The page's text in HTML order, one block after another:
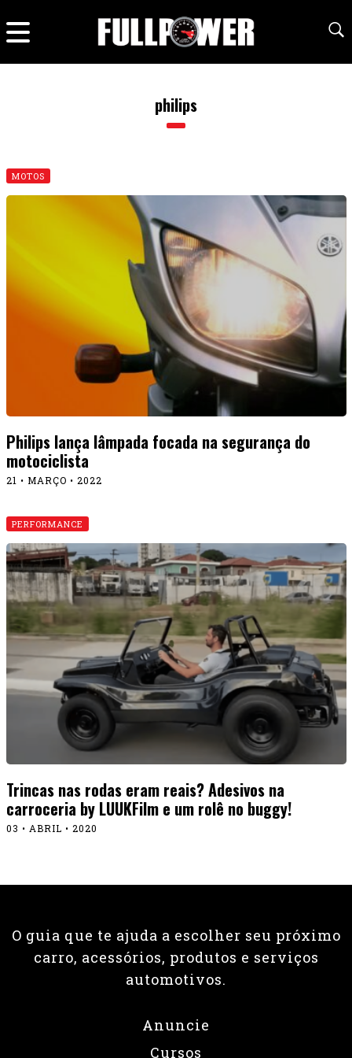
philips
MOTOS
Philips lança lâmpada focada na segurança do
motociclista
21 • MARÇO • 2022
PERFORMANCE
Trincas nas rodas eram reais? Adesivos na
carroceria by LUUKFilm e um rolê no buggy!
03 • ABRIL • 2020
O guia que te ajuda a escolher seu próximo
carro, acessórios, produtos e serviços
automotivos.
Anuncie
Cursos